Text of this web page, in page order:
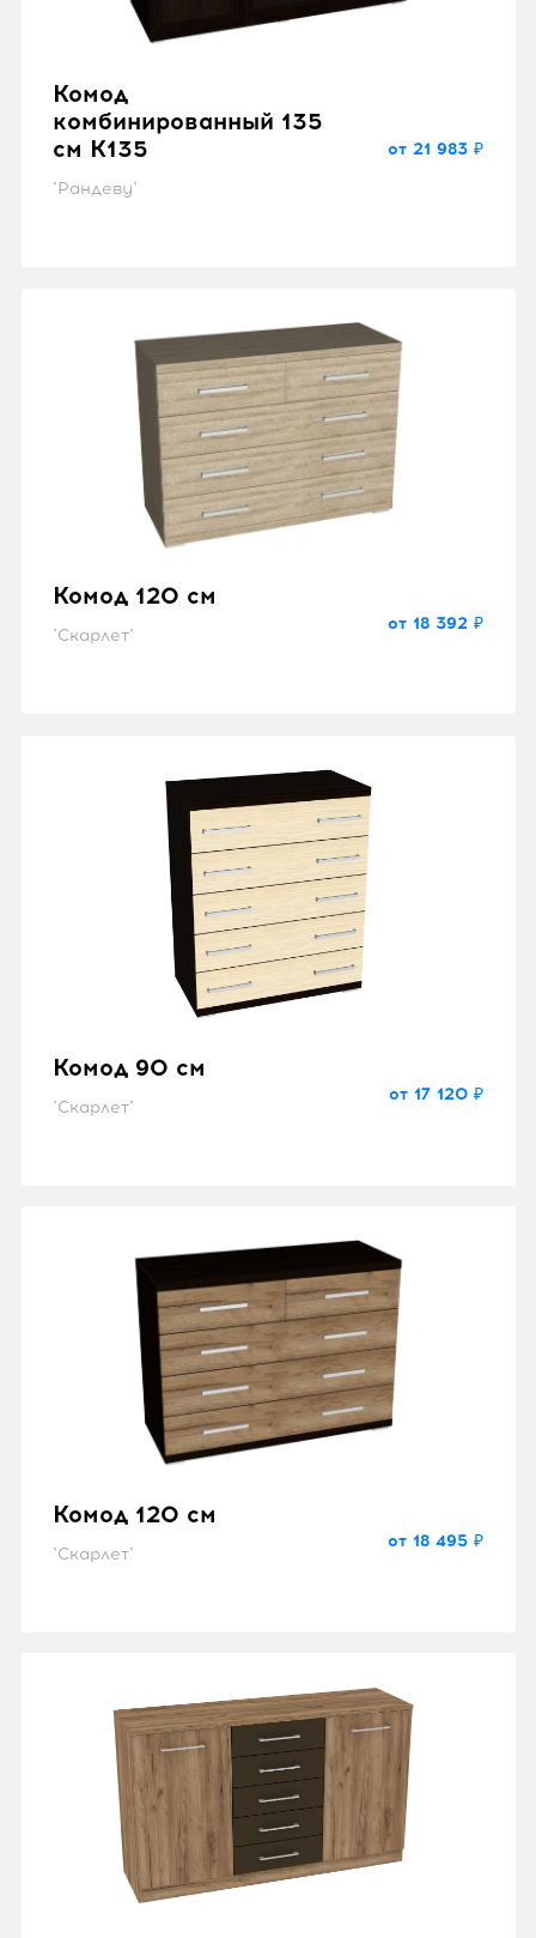
Комод
комбинированный 135
см K135
"Рандеву"
от 21 983 ₽
Комод 120 см
"Скарлет"
от 18 392 ₽
Комод 90 см
"Скарлет"
от 17 120 ₽
Комод 120 см
"Скарлет"
от 18 495 ₽